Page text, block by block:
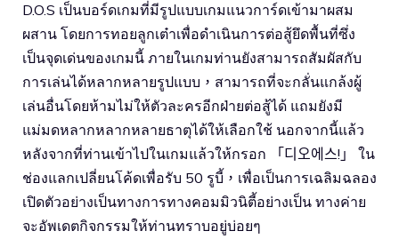
D.O.S เป็นบอร์ดเกมที่มีรูปแบบเกมแนวการ์ดเข้ามาผสม
ผสาน โดยการทอยลูกเต๋าเพื่อดำเนินการต่อสู้ยึดพื้นที่ซึ่ง
เป็นจุดเด่นของเกมนี้ ภายในเกมท่านยังสามารถสัมผัสกับ
การเล่นได้หลากหลายรูปแบบ，สามารถที่จะกลั่นแกล้งผู้
เล่นอื่นโดยห้ามไม่ให้ตัวละครอีกฝ่ายต่อสู้ได้ แถมยังมี
แม่มดหลากหลากหลายธาตุได้ให้เลือกใช้ นอกจากนี้แล้ว
หลังจากที่ท่านเข้าไปในเกมแล้วให้กรอก 「디오에스!」 ใน
ช่องแลกเปลี่ยนโค้ดเพื่อรับ 50 รูบี้，เพื่อเป็นการเฉลิมฉลอง
เปิดตัวอย่างเป็นทางการทางคอมมิวนิตี้อย่างเป็น ทางค่าย
จะอัพเดตกิจกรรมให้ท่านทราบอยู่บ่อยๆ